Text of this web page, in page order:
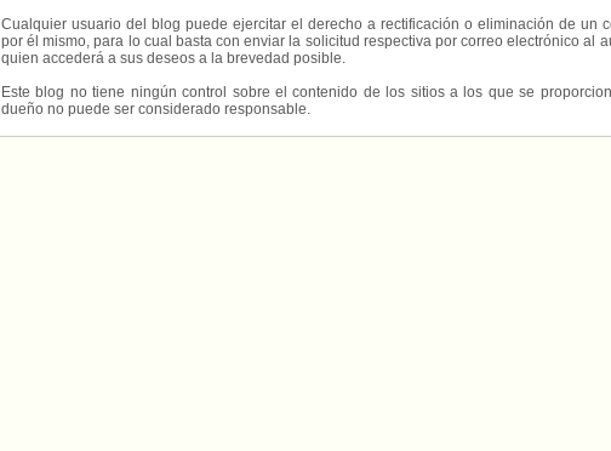
Cualquier usuario del blog puede ejercitar el derecho a rectificación o eliminación de un
por él mismo, para lo cual basta con enviar la solicitud respectiva por correo electrónico al
quien accederá a sus deseos a la brevedad posible.
Este blog no tiene ningún control sobre el contenido de los sitios a los que se
dueño no puede ser considerado responsable.